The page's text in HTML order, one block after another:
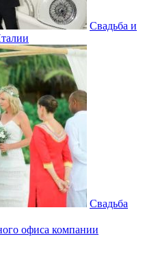
Свадьба и
Свадьба
офиса компании